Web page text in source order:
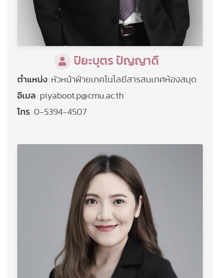
ปิยะบุตร ปัญญาดี
ตำแหน่ง: หัวหน้าฝ่ายเทคโนโลยีสารสนเทศห้องสมุด
อีเมล : piyaboot.p@cmu.ac.th
โทร : 0-5394-4507